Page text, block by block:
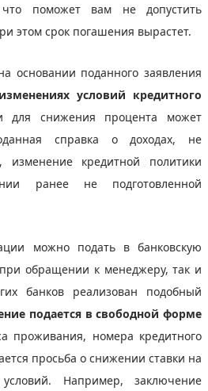
поможет вам не допустить
этом срок погашения вырастет.
основании поданного заявления
условий кредитного
для снижения процента может
справка о доходах, не
изменение кредитной политики
ранее не подготовленной
можно подать в банковскую
обращении к менеджеру, так и
банков реализован подобный
подается в свободной форме
проживания, номера кредитного
просьба о снижении ставки на
Например, заключение